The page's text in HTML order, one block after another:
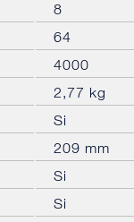
8
64
4000
2,77 kg
Si
209 mm
Si
Si